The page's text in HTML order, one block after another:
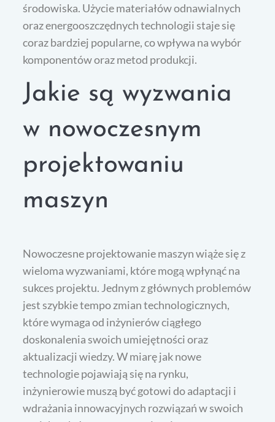
środowiska. Użycie materiałów odnawialnych
oraz energooszczędnych technologii staje się
coraz bardziej popularne, co wpływa na wybór
komponentów oraz metod produkcji.
Jakie są wyzwania
w nowoczesnym
projektowaniu
maszyn
Nowoczesne projektowanie maszyn wiąże się z
wieloma wyzwaniami, które mogą wpłynąć na
sukces projektu. Jednym z głównych problemów
jest szybkie tempo zmian technologicznych,
które wymaga od inżynierów ciągłego
doskonalenia swoich umiejętności oraz
aktualizacji wiedzy. W miarę jak nowe
technologie pojawiają się na rynku,
inżynierowie muszą być gotowi do adaptacji i
wdrażania innowacyjnych rozwiązań w swoich